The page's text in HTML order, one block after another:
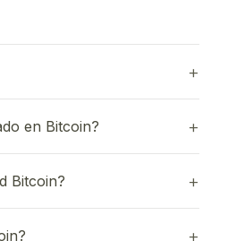
en Bitcoin?
Bitcoin?